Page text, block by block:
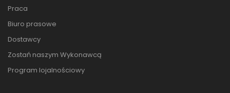
Praca
Biuro prasowe
Dostawcy
Zostań naszym Wykonawcą
Program lojalnościowy